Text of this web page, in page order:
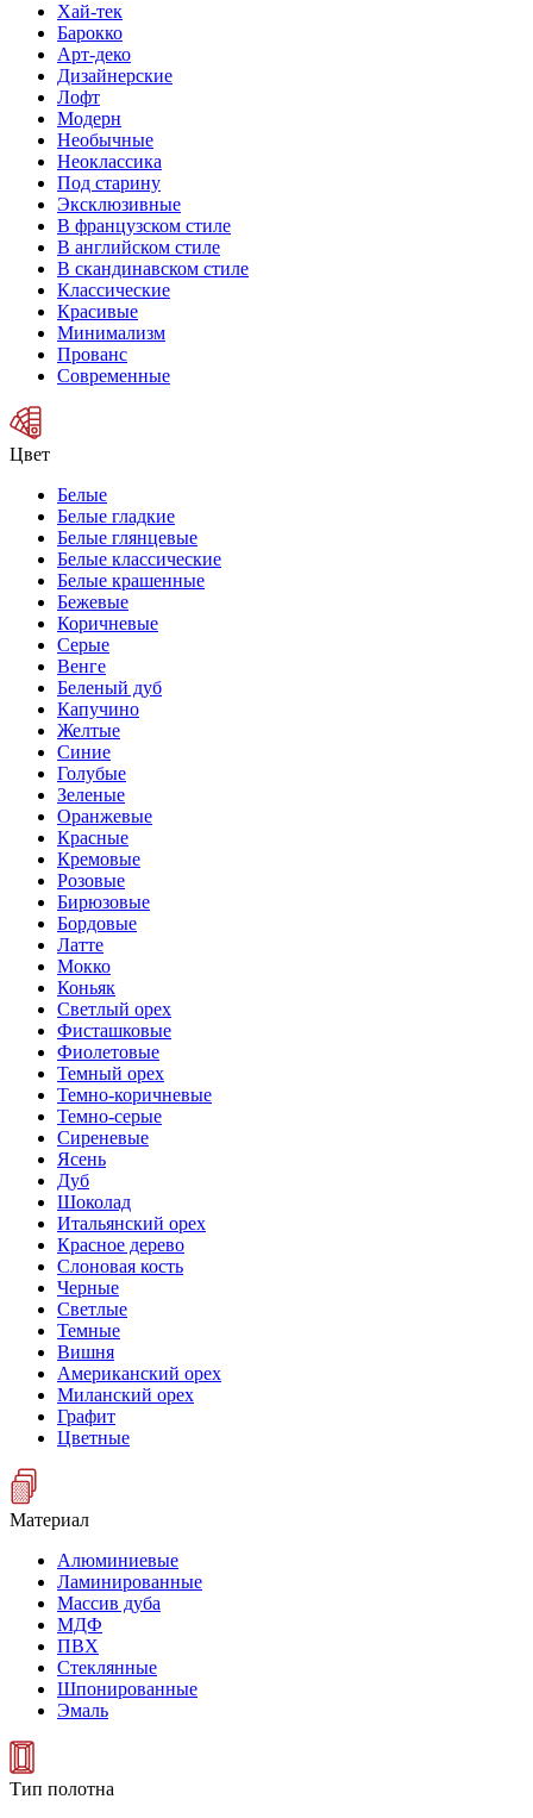
Хай-тек
Барокко
Арт-деко
Дизайнерские
Лофт
Модерн
Необычные
Неоклассика
Под старину
Эксклюзивные
В французском стиле
В английском стиле
В скандинавском стиле
Классические
Красивые
Минимализм
Прованс
Современные
Цвет
Белые
Белые гладкие
Белые глянцевые
Белые классические
Белые крашенные
Бежевые
Коричневые
Серые
Венге
Беленый дуб
Капучино
Желтые
Синие
Голубые
Зеленые
Оранжевые
Красные
Кремовые
Розовые
Бирюзовые
Бордовые
Латте
Мокко
Коньяк
Светлый орех
Фисташковые
Фиолетовые
Темный орех
Темно-коричневые
Темно-серые
Сиреневые
Ясень
Дуб
Шоколад
Итальянский орех
Красное дерево
Слоновая кость
Черные
Светлые
Темные
Вишня
Американский орех
Миланский орех
Графит
Цветные
Материал
Алюминиевые
Ламинированные
Массив дуба
МДФ
ПВХ
Стеклянные
Шпонированные
Эмаль
Тип полотна